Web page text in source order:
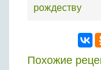
рождеству
Похожие